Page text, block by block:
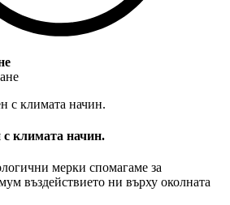
с климата начин.
мерки спомагаме за
въздействието ни върху околната